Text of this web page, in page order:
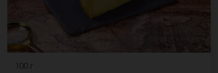
100 г